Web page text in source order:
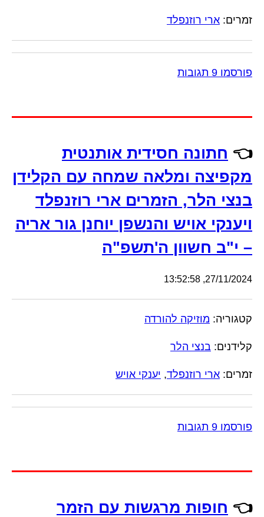
זמרים: ארי רוזנפלד
פורסמו 9 תגובות
👈 חתונה חסידית אותנטית
מקפיצה ומלאה שמחה עם הקלידן
בנצי הלר, הזמרים ארי רוזנפלד
ויענקי אויש והנשפן יוחנן גור אריה
– י"ב חשוון ה'תשפ"ה
27/11/2024, 13:52:58
קטגוריה: מוזיקה להורדה
קלידנים: בנצי הלר
זמרים: ארי רוזנפלד, יענקי אויש
פורסמו 9 תגובות
👈 חופות מרגשות עם הזמר